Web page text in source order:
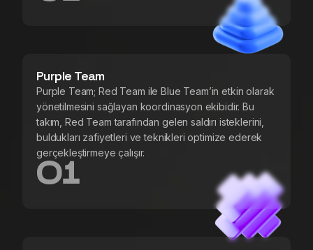
Purple Team
Purple Team; Red Team ile Blue Team’in etkin olarak
yönetilmesini sağlayan koordinasyon ekibidir. Bu
takım, Red Team tarafından gelen saldırı isteklerini,
buldukları zafiyetleri ve teknikleri optimize ederek
gerçekleştirmeye çalışır.